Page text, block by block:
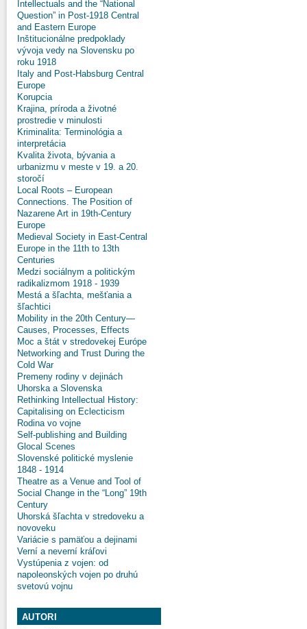
Intellectuals and the “National
Question” in Post-1918 Central
and Eastern Europe
Inštitucionálne predpoklady
vývoja vedy na Slovensku po
roku 1918
Italy and Post-Habsburg Central
Europe
Korupcia
Krajina, príroda a životné
prostredie v minulosti
Kriminalita: Terminológia a
interpretácia
Kvalita života, bývania a
urbanizmu v meste v 19. a 20.
storočí
Local Roots – European
Connections. The Position of
Nazarene Art in 19th-Century
Europe
Medieval Society in East-Central
Europe in the 11th to 13th
Centuries
Medzi sociálnym a politickým
radikalizmom 1918 - 1939
Mestá a šľachta, mešťania a
šľachtici
Mobility in the 20th Century—
Causes, Processes, Effects
Moc a štát v stredovekej Európe
Networking and Trust During the
Cold War
Premeny rodiny v dejinách
Uhorska a Slovenska
Rethinking Intellectual History:
Capitalising on Eclecticism
Rodina vo vojne
Self-publishing and Building
Glocal Scenes
Slovenské politické myslenie
1848 - 1914
Theatre as a Venue and Tool of
Social Change in the “Long” 19th
Century
Uhorská šľachta v stredoveku a
novoveku
Variácie s pamäťou a dejinami
Verní a neverní kráľovi
Vystúpenia z vojen: od
napoleonských vojen po druhú
svetovú vojnu
AUTORI